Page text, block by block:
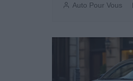
Auto Pour Vous